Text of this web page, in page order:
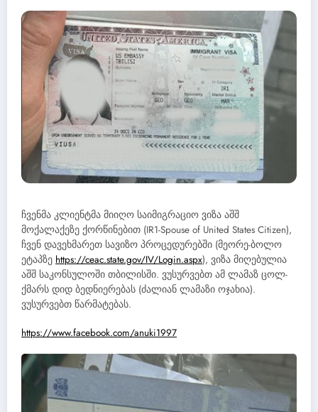
ჩვენმა კლიენტმა მიიღო საიმიგრაციო ვიზა აშშ
მოქალაქეზე ქორწინებით (IR1-Spouse of United States Citizen),
ჩვენ დავეხმარეთ სავიზო პროცედურებში (მეორე-ბოლო
ეტაპზე https://ceac.state.gov/IV/Login.aspx), ვიზა მიღებულია
აშშ საკონსულოში თბილისში. ვუსურვებთ ამ ლამაზ ცოლ-
ქმარს დიდ ბედნიერებას (ძალიან ლამაზი ოჯახია).
ვუსურვებთ წარმატებას.
https://www.facebook.com/anuki1997